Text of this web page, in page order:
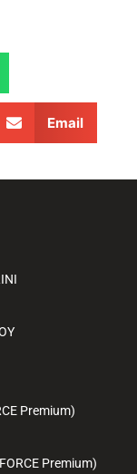
Email
Premium)
Premium)